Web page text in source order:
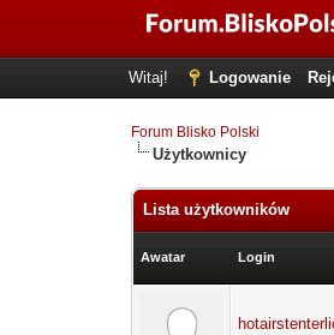
Witaj! Logowanie
Forum Blisko Polski
Użytkownicy
Lista użytkowników
Awatar Login